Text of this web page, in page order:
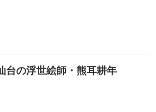
台の浮世絵師・熊耳耕年